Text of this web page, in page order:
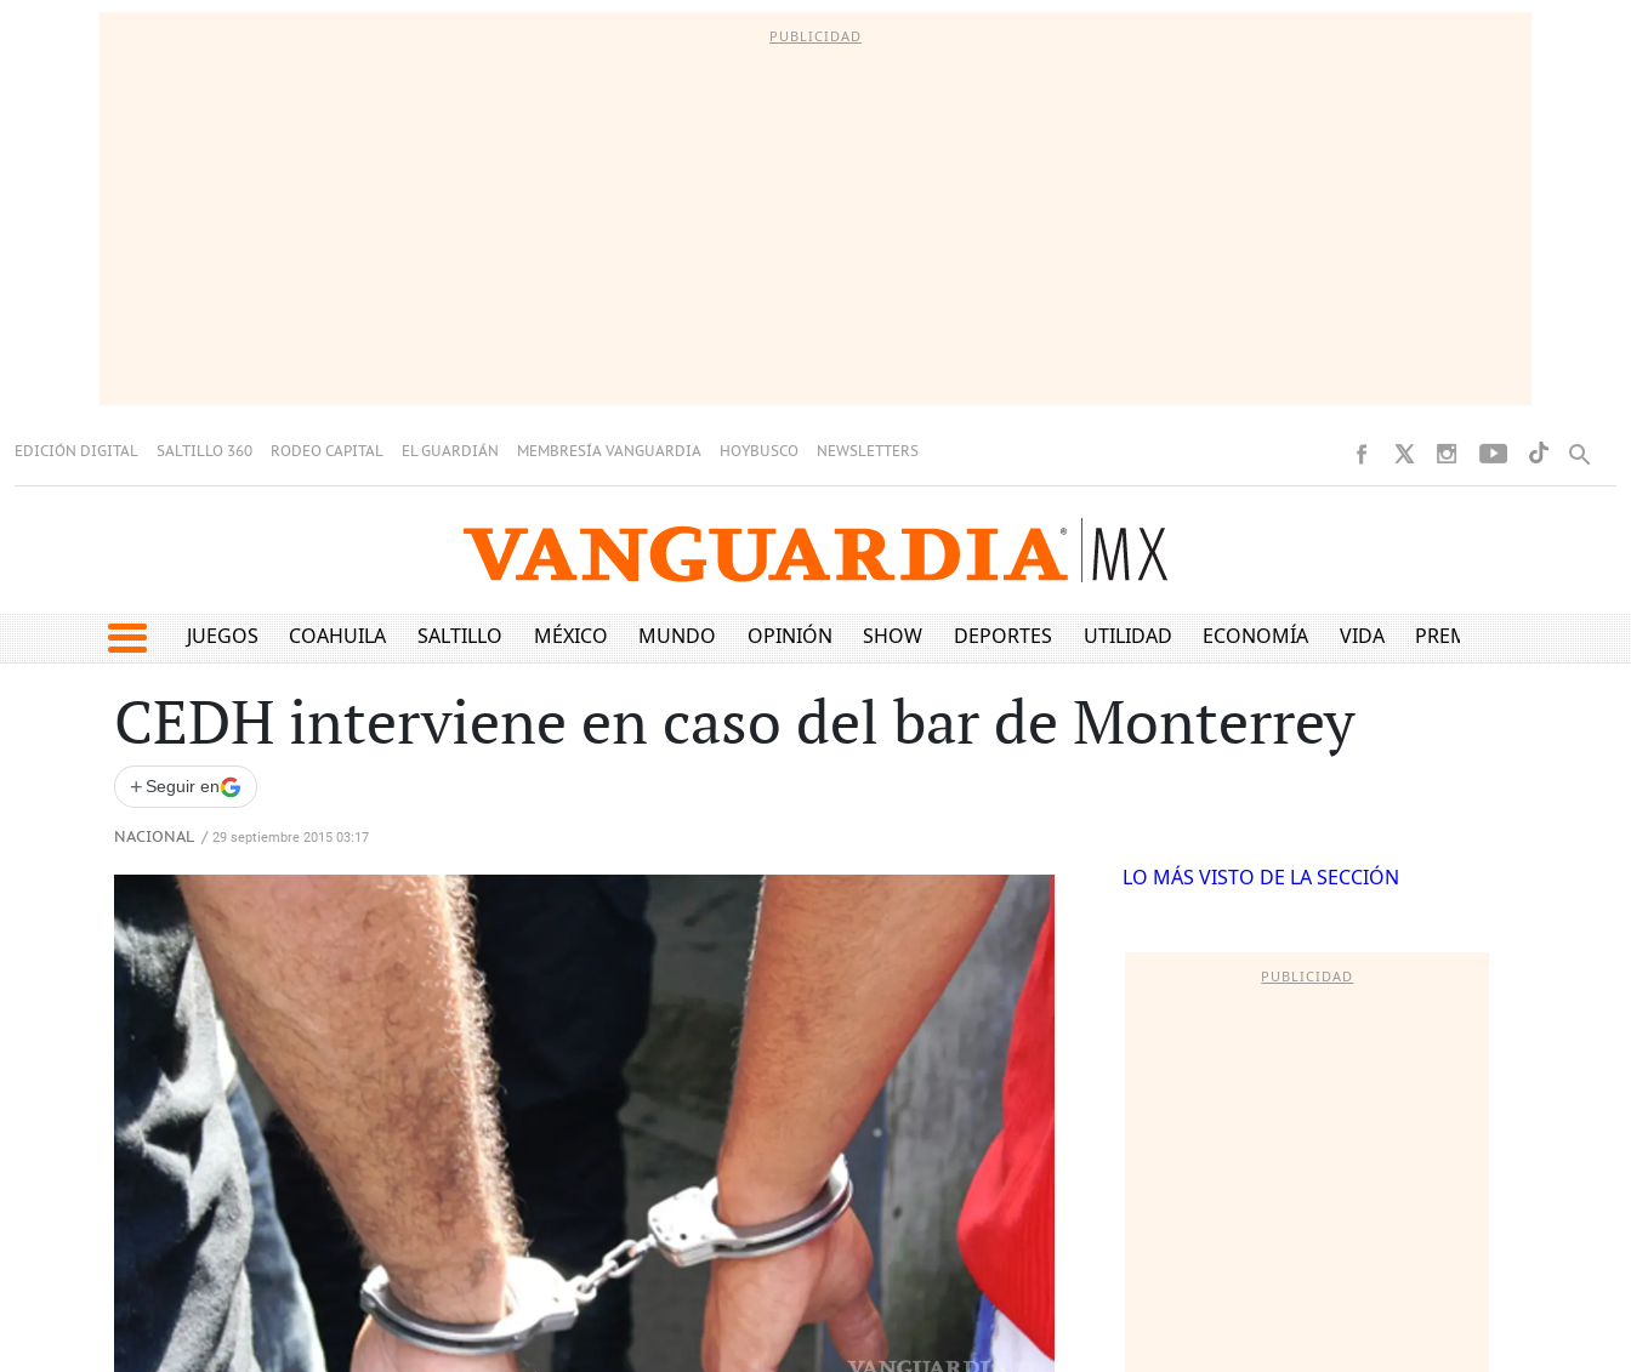
PUBLICIDAD
EDICIÓN DIGITAL SALTILLO 360 RODEO CAPITAL EL GUARDIÁN MEMBRESÍA VANGUARDIA HOYBUSCO NEWSLETTERS
JUEGOS COAHUILA SALTILLO MÉXICO MUNDO OPINIÓN SHOW DEPORTES UTILIDAD ECONOMÍA VIDA PREMIUM
CEDH interviene en caso del bar de Monterrey
+ Seguir en
NACIONAL / 29 septiembre 2015 03:17
LO MÁS VISTO DE LA SECCIÓN
PUBLICIDAD